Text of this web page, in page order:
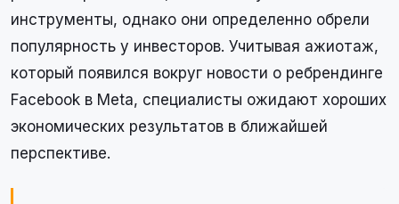
инструменты, однако они определенно обрели
популярность у инвесторов. Учитывая ажиотаж,
который появился вокруг новости о ребрендинге
Facebook в Meta, специалисты ожидают хороших
экономических результатов в ближайшей
перспективе.